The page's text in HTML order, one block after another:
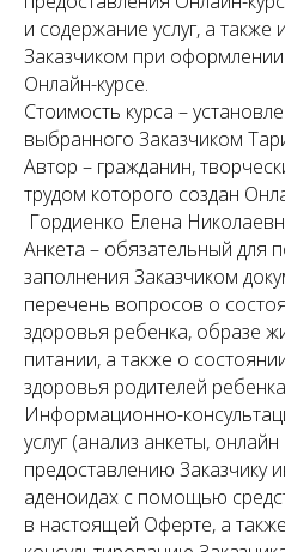
и содержание услуг, а
Заказчиком при оформлении
Онлайн-курсе.
Стоимость курса –
выбранного Заказчиком
Автор – гражданин,
трудом которого создан
Гордиенко Елена
Анкета – обязательный для
заполнения Заказчиком
перечень вопросов о
здоровья ребенка, образе
питании, а также о
здоровья родителей
Информационно-
услуг (анализ анкеты,
предоставлению Заказчику
аденоидах с помощью
в настоящей Оферте, а также